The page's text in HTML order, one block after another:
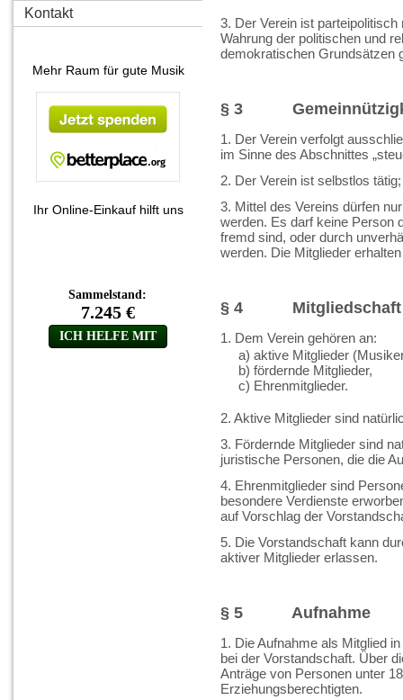
Kontakt
Mehr Raum für gute Musik
Ihr Online-Einkauf hilft uns
3. Der Verein ist
Wahrung der politischen und
demokratischen Grundsätzen
§ 3
1. Der Verein verfolgt
im Sinne des Abschnittes
2. Der Verein ist selbstlos
3. Mittel des Vereins dürfen
werden. Es darf keine Person
fremd sind, oder durch
werden. Die Mitglieder
§ 4 Mitgliedschaft
1. Dem Verein gehören an:
a) aktive Mitglieder
b) fördernde Mitglieder,
c) Ehrenmitglieder.
2. Aktive Mitglieder sind
3. Fördernde Mitglieder sind
juristische Personen, die die
4. Ehrenmitglieder sind
besondere Verdienste
auf Vorschlag der
5. Die Vorstandschaft kann
aktiver Mitglieder erlassen.
§ 5 Aufnahme
1. Die Aufnahme als Mitglied
bei der Vorstandschaft. Über
Anträge von Personen unter
Erziehungsberechtigten.